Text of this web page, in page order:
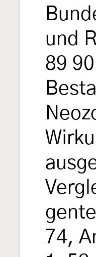
und
89
74,